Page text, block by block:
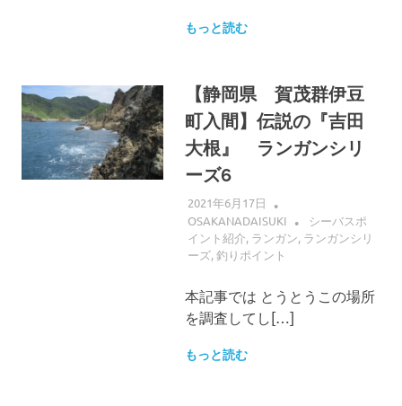
もっと読む
【静岡県 賀茂群伊豆
町入間】伝説の『吉田
大根』 ランガンシリ
ーズ6
2021年6月17日
OSAKANADAISUKI
シーバスポ
イント紹介, ランガン, ランガンシリ
ーズ,釣りポイント
本記事では とうとうこの場所
を調査してし[…]
もっと読む